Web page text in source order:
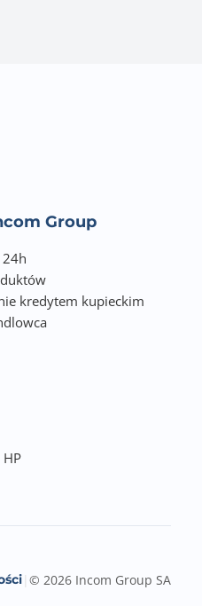
Group
kredytem kupieckim
© 2026 Incom Group SA